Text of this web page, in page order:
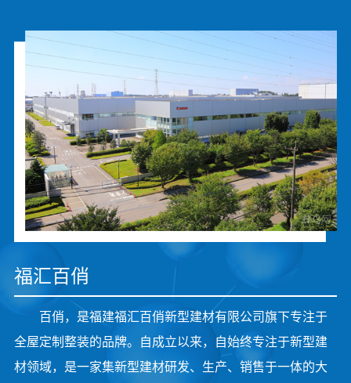
福汇百俏
百俏，是福建福汇百俏新型建材有限公司旗下专注于
全屋定制整装的品牌。自成立以来，自始终专注于新型建
材领域，是一家集新型建材研发、生产、销售于一体的大